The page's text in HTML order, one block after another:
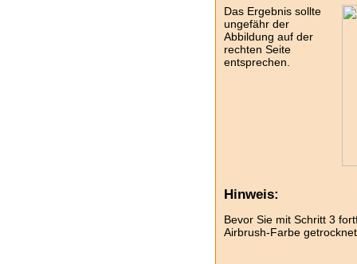
Das Ergebnis sollte
ungefähr der
Abbildung auf der
rechten Seite
entsprechen.
Hinweis:
Bevor Sie mit Schritt 3
Airbrush-Farbe